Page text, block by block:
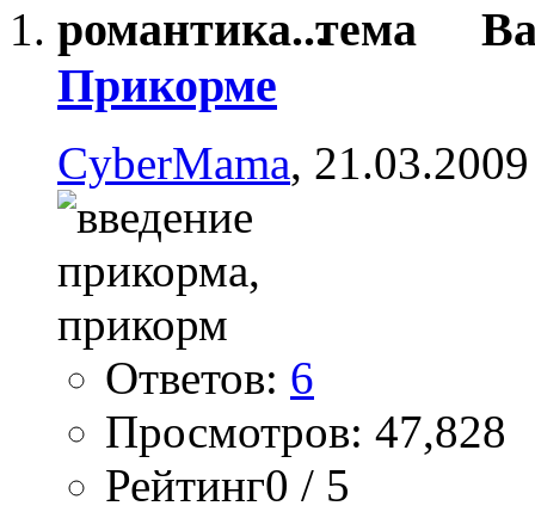
Прикорме
CyberMama,
Ответов: 6
Просмотров: 47,828
Рейтинг0 / 5